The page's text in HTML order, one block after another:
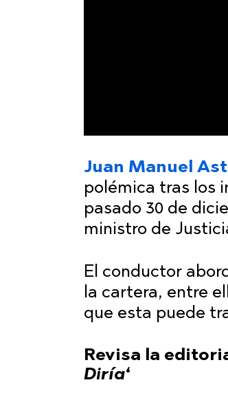
Juan Manuel
polémica tras los
pasado 30 de
ministro de
El conductor
la cartera, entre
que esta puede
Revisa la
Diría‘